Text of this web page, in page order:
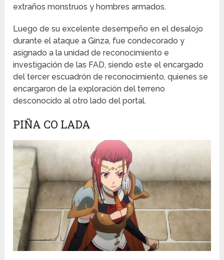
extraños monstruos y hombres armados.
Luego de su excelente desempeño en el desalojo
durante el ataque a Ginza, fue condecorado y
asignado a la unidad de reconocimiento e
investigación de las FAD, siendo este el encargado
del tercer escuadrón de reconocimiento, quienes se
encargaron de la exploración del terreno
desconocido al otro lado del portal.
PIÑA CO LADA